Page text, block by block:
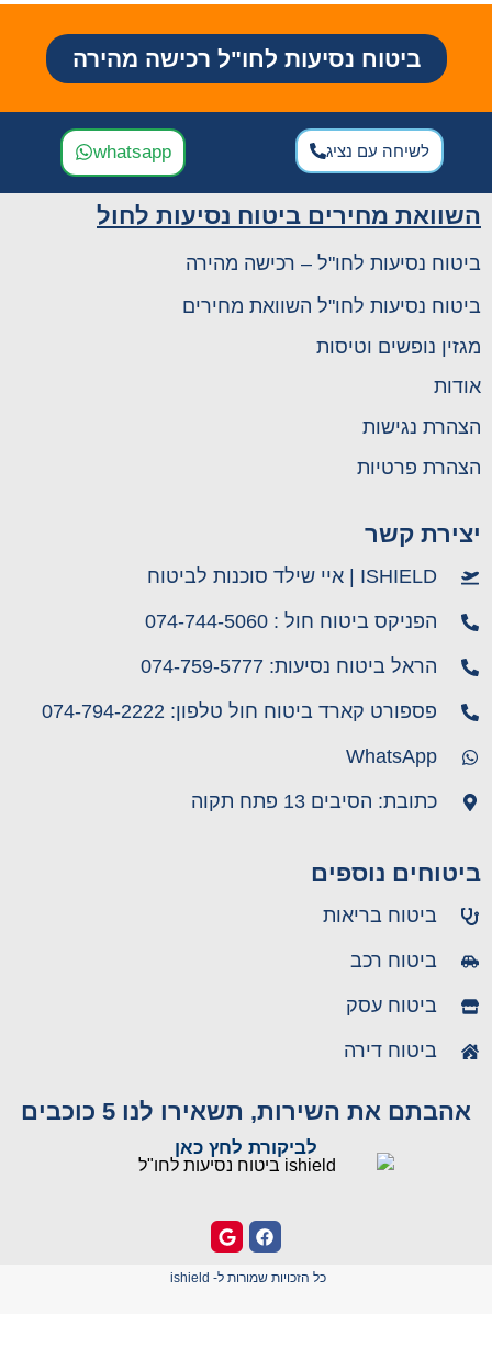
ביטוח נסיעות לחו"ל רכישה מהירה
לשיחה עם נציג whatsapp
השוואת מחירים ביטוח נסיעות לחול
ביטוח נסיעות לחו"ל – רכישה מהירה
ביטוח נסיעות לחו"ל השוואת מחירים
מגזין נופשים וטיסות
אודות
הצהרת נגישות
הצהרת פרטיות
יצירת קשר
ISHIELD | איי שילד סוכנות לביטוח
הפניקס ביטוח חול : 074-744-5060
הראל ביטוח נסיעות: 074-759-5777
פספורט קארד ביטוח חול טלפון: 074-794-2222
WhatsApp
כתובת: הסיבים 13 פתח תקוה
ביטוחים נוספים
ביטוח בריאות
ביטוח רכב
ביטוח עסק
ביטוח דירה
אהבתם את השירות, תשאירו לנו 5 כוכבים
לביקורת לחץ כאן
כל הזכויות שמורות ל- ishield